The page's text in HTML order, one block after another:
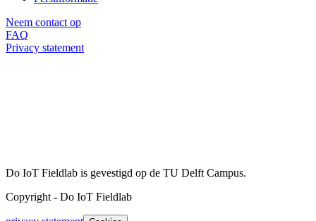
Neem contact op
FAQ
Privacy statement
Do IoT Fieldlab is gevestigd op de TU Delft Campus.
Copyright - Do IoT Fieldlab